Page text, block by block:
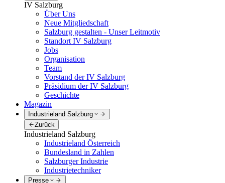
IV Salzburg
Über Uns
Neue Mitgliedschaft
Salzburg gestalten - Unser Leitmotiv
Standort IV Salzburg
Jobs
Organisation
Team
Vorstand der IV Salzburg
Präsidium der IV Salzburg
Geschichte
Magazin
Industrieland Salzburg
Zurück
Industrieland Salzburg
Industrieland Österreich
Bundesland in Zahlen
Salzburger Industrie
Industrietechniker
Presse